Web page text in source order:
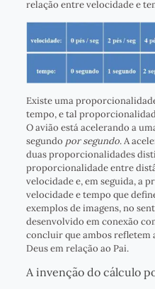
relação entre velocidade e
Existe uma
tempo, e tal
O avião está acelerando a
segundo por segundo. A
duas proporcionalidades
proporcionalidade entre
velocidade e, em seguida, a
velocidade e tempo que
exemplos de imagens, no
desenvolvido em conexão
concluir que ambos refletem
Deus em relação ao Pai.
A invenção do cálculo